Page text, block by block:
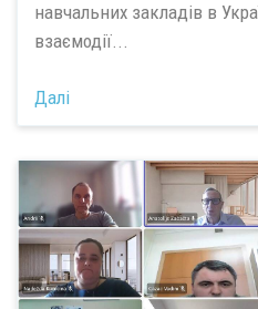
навчальних закладів в
взаємодії...
Далі